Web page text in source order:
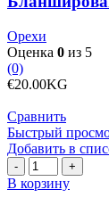
Орехи
Оценка 0 из 5
(0)
€20.00KG
Сравнить
Быстрый
Добавить в
Количество
товара
Бобы
В корзину